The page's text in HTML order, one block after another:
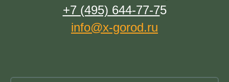
+7 (495) 644-77-75
info@x-gorod.ru